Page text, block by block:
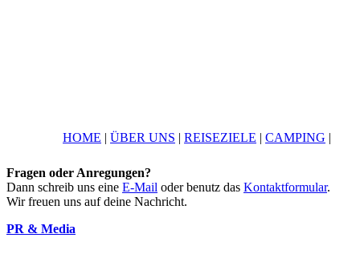
HOME | ÜBER UNS | REISEZIELE | CAMPING |
Fragen oder Anregungen?
Dann schreib uns eine E-Mail oder benutz das Kontaktformular.
Wir freuen uns auf deine Nachricht.
PR & Media